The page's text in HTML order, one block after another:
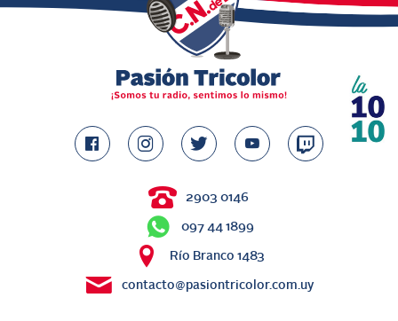
2903 0146
097 44 1899
Río Branco 1483
contacto@pasiontricolor.com.uy